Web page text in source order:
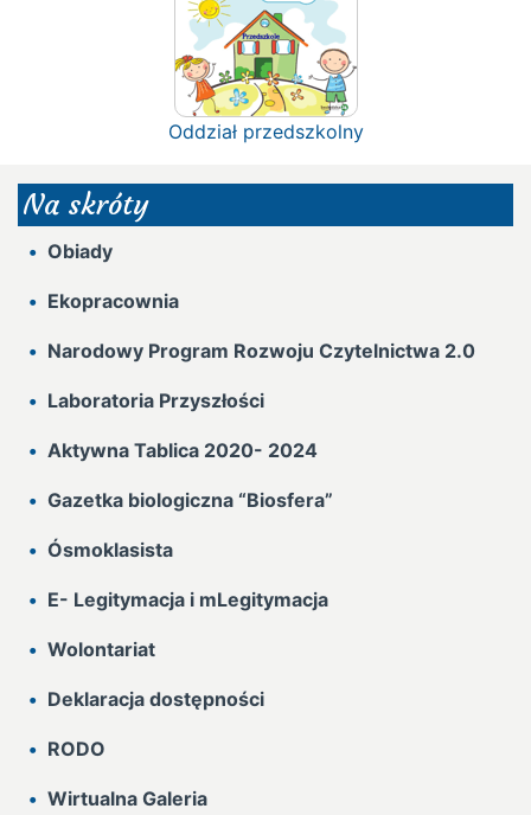
Oddział przedszkolny
Na skróty
Obiady
Ekopracownia
Narodowy Program Rozwoju Czytelnictwa 2.0
Laboratoria Przyszłości
Aktywna Tablica 2020- 2024
Gazetka biologiczna “Biosfera”
Ósmoklasista
E- Legitymacja i mLegitymacja
Wolontariat
Deklaracja dostępności
RODO
Wirtualna Galeria